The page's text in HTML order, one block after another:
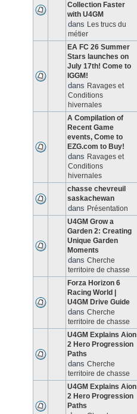
Collection Faster
with U4GM
dans Les trucs du
métier
EA FC 26 Summer
Stars launches on
July 17th! Come to
IGGM!
dans Ravages et
Conditions
hivernales
A Compilation of
Recent Game
events, Come to
EZG.com to Buy!
dans Ravages et
Conditions
hivernales
chasse chevreuil
saskachewan
dans Présentation
U4GM Grow a
Garden 2: Creating
Unique Garden
Moments
dans Cherche
territoire de chasse
Forza Horizon 6
Racing World |
U4GM Drive Guide
dans Cherche
territoire de chasse
U4GM Explains Aion
2 Hero Progression
Paths
dans Cherche
territoire de chasse
U4GM Explains Aion
2 Hero Progression
Paths